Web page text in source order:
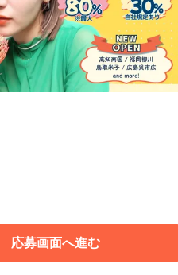
応募画面へ進む